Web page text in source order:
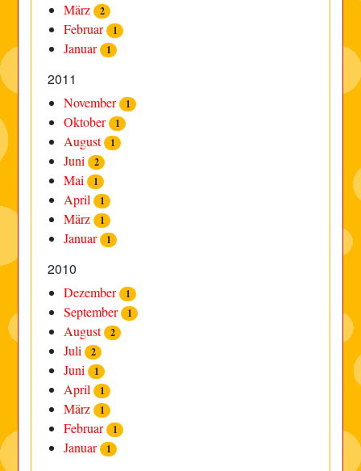
März 2
Februar 1
Januar 1
2011
November 1
Oktober 1
August 1
Juni 2
Mai 1
April 1
März 1
Januar 1
2010
Dezember 1
September 1
August 2
Juli 2
Juni 1
April 1
März 1
Februar 1
Januar 1